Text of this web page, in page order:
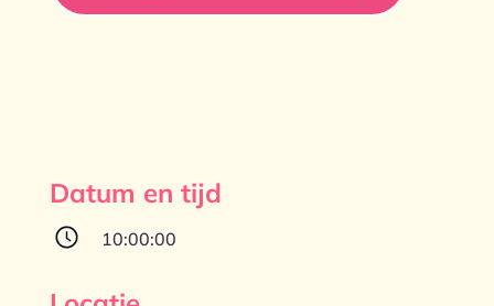
aantal
Datum en tijd
10:00:00